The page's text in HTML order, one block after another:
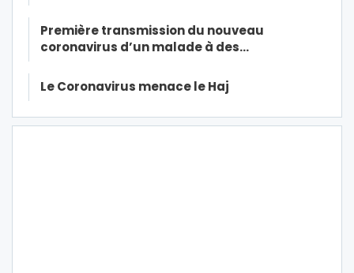
Première transmission du nouveau
coronavirus d’un malade à des…
Le Coronavirus menace le Haj